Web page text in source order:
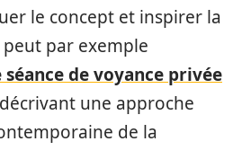
le concept et inspirer la
par exemple
séance de voyance privée
une approche
de la